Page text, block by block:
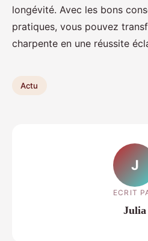
longévité. Avec les bons
pratiques, vous pouvez
charpente en une réussite
Actu
J
ECRIT
Julia